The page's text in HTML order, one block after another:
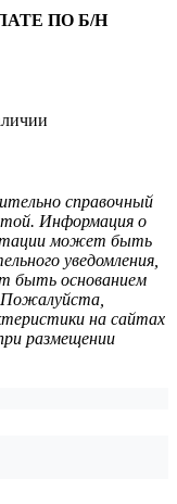
ПО Б/Н
справочный
Информация о
может быть
уведомления,
быть основанием
Пожалуйста,
на сайтах
размещении